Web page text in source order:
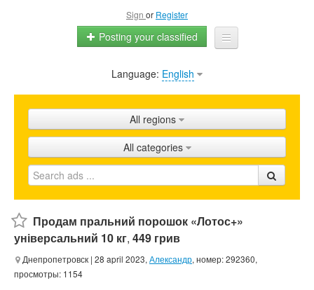
Sign or Register
Posting your classified
Home
Shops
Promotion
FAQ
Blog
Language: English
All regions
All categories
Продам пральний порошок «Лотос+»
універсальний 10 кг, 449 грив
Днепропетровск | 28 april 2023, Александр, номер: 292360,
просмотры: 1154